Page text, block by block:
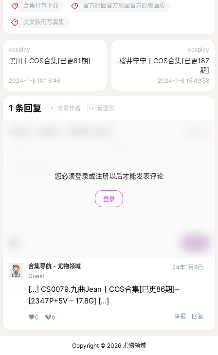
合集打包下载 官方原图官方原画官方原版画质
美女私密写真集
cosplay
黑川丨COS合集[已更81期]
2024-1-8 10:16:46
cosplay
桜井宁宁丨COS合集[已更187
期]
2024-1-8 15:49:58
1 条回复 A 文章作者 M 管理员
您必须登录或注册以后才能发表评论
登录
合集导航 - 尤物领域
Guest
24年1月8日
[…] CS0079.九曲Jean丨COS合集[已更86期]~
[2347P+5V – 17.8G] […]
0 0 举报 回复
Copyright © 2026 尤物领域